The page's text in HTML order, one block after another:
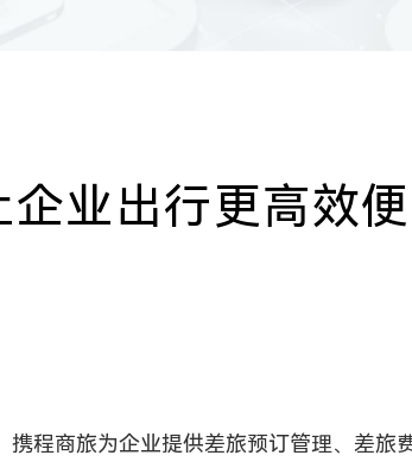
业出行更高效
携程商旅为企业提供差旅预订管理、差旅